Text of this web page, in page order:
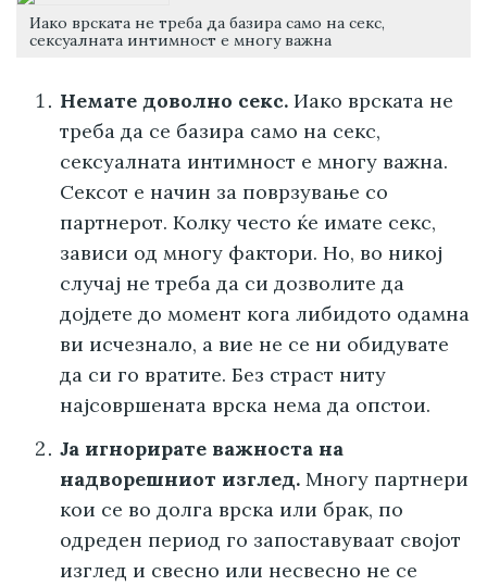
Иако врската не треба да базира само на секс,
сексуалната интимност е многу важна
Немате доволно секс. Иако врската не
треба да се базира само на секс,
сексуалната интимност е многу важна.
Сексот е начин за поврзување со
партнерот. Колку често ќе имате секс,
зависи од многу фактори. Но, во никој
случај не треба да си дозволите да
дојдете до момент кога либидото одамна
ви исчезнало, а вие не се ни обидувате
да си го вратите. Без страст ниту
најсовршената врска нема да опстои.
Ја игнорирате важноста на
надворешниот изглед. Многу партнери
кои се во долга врска или брак, по
одреден период го запоставуваат својот
изглед и свесно или несвесно не се